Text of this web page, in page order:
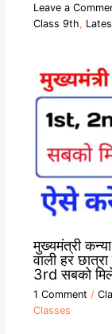
Leave a
Class 9th,
मुख्यमंत्री
वाली हर
3rd सबको
1 Comment /
Classes